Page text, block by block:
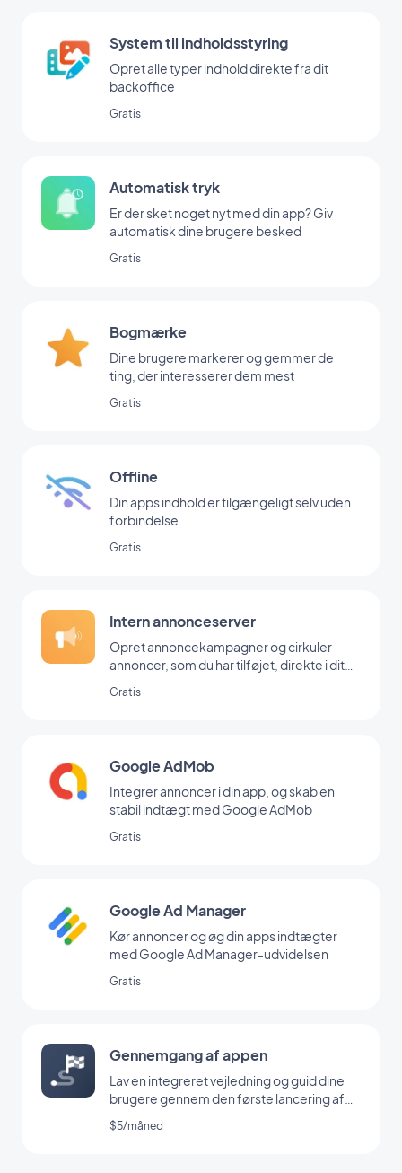
System til indholdsstyring
Opret alle typer indhold direkte fra dit
backoffice
Gratis
Automatisk tryk
Er der sket noget nyt med din app? Giv
automatisk dine brugere besked
Gratis
Bogmærke
Dine brugere markerer og gemmer de
ting, der interesserer dem mest
Gratis
Offline
Din apps indhold er tilgængeligt selv uden
forbindelse
Gratis
Intern annonceserver
Opret annoncekampagner og cirkuler
annoncer, som du har tilføjet, direkte i dit
Gratis
Google AdMob
Integrer annoncer i din app, og skab en
stabil indtægt med Google AdMob
Gratis
Google Ad Manager
Kør annoncer og øg din apps indtægter
med Google Ad Manager-udvidelsen
Gratis
Gennemgang af appen
Lav en integreret vejledning og guid dine
brugere gennem den første lancering af
din app
$5/måned